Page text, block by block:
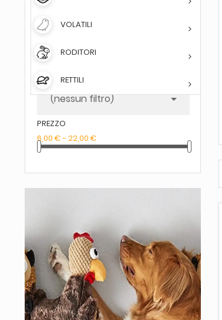
VOLATILI
RODITORI
RETTILI
FILTRA PER
DISPONIBILITÀ
(nessun filtro)
MARCA
(nessun filtro) 
PREZZO
6,00 € - 22,00 €